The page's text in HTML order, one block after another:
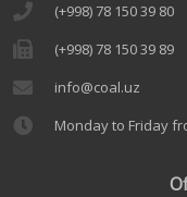
(+998) 78 150 39 80
(+998) 78 150 39 89
info@coal.uz
Monday to Friday